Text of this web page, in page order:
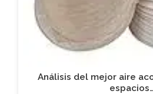
Análisis del mejor aire